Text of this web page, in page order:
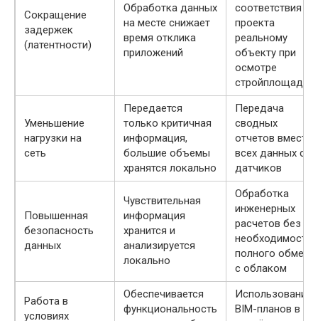
Сокращение
задержек
(латентности)
Обработка данных
на месте снижает
время отклика
приложений
соответствия
проекта
реальному
объекту при
осмотре
стройплощадки
Уменьшение
нагрузки на
сеть
Передается
только критичная
информация,
большие объемы
хранятся локально
Передача
сводных
отчетов вместо
всех данных с
датчиков
Повышенная
безопасность
данных
Чувствительная
информация
хранится и
анализируется
локально
Обработка
инженерных
расчетов без
необходимости
полного обмена
с облаком
Работа в
условиях
Обеспечивается
функциональность
Использование
BIM-планов в